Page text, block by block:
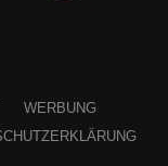
WERBUNG